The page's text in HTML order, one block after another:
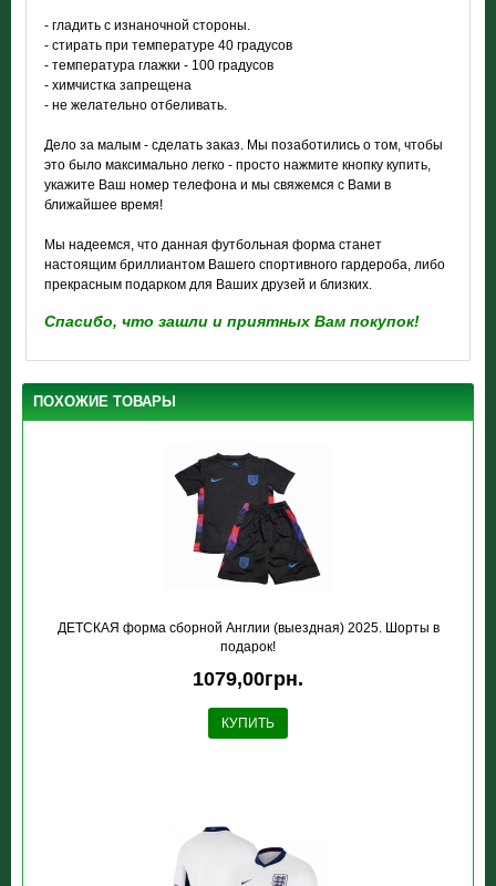
- гладить с изнаночной стороны.
- стирать при температуре 40 градусов
- температура глажки - 100 градусов
- химчистка запрещена
- не желательно отбеливать.
Дело за малым - сделать заказ. Мы позаботились о том, чтобы
это было максимально легко - просто нажмите кнопку купить,
укажите Ваш номер телефона и мы свяжемся с Вами в
ближайшее время!
Мы надеемся, что данная футбольная форма станет
настоящим бриллиантом Вашего спортивного гардероба, либо
прекрасным подарком для Ваших друзей и близких.
Спасибо, что зашли и приятных Вам покупок!
ПОХОЖИЕ ТОВАРЫ
ДЕТСКАЯ форма сборной Англии (выездная) 2025. Шорты в
подарок!
1079,00грн.
КУПИТЬ